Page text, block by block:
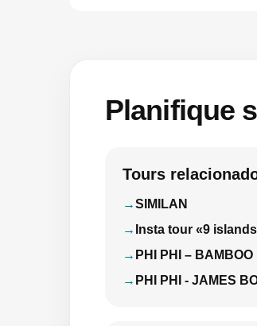
Planifique
Tours
SIMILAN
Insta tour «9
PHI PHI – BAMBOO
PHI PHI - JAMES